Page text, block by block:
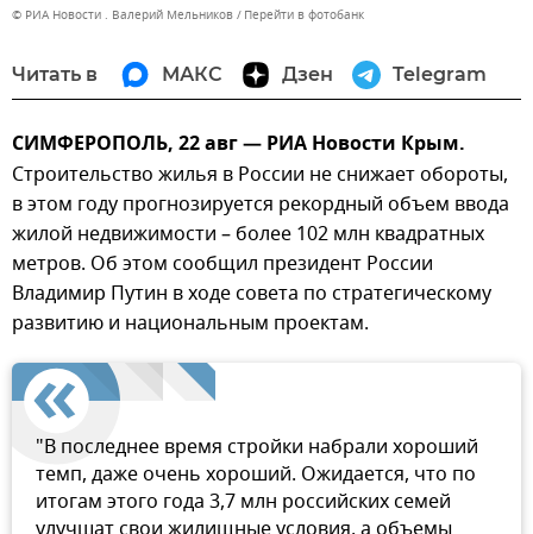
© РИА Новости . Валерий Мельников Перейти в фотобанк
Читать в МАКС Дзен Telegram
СИМФЕРОПОЛЬ, 22 авг — РИА Новости Крым.
Строительство жилья в России не снижает обороты,
в этом году прогнозируется рекордный объем ввода
жилой недвижимости – более 102 млн квадратных
метров. Об этом сообщил президент России
Владимир Путин в ходе совета по стратегическому
развитию и национальным проектам.
"В последнее время стройки набрали хороший
темп, даже очень хороший. Ожидается, что по
итогам этого года 3,7 млн российских семей